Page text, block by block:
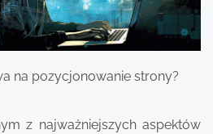
na pozycjonowanie strony?
z najważniejszych aspektów